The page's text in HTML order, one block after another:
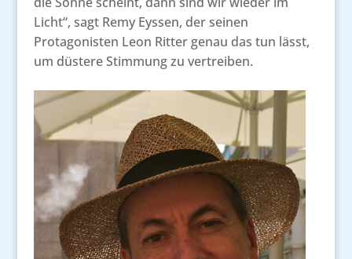
Licht“, sagt Remy Eyssen, der seinen
Protagonisten Leon Ritter genau das tun lässt,
um düstere Stimmung zu vertreiben.